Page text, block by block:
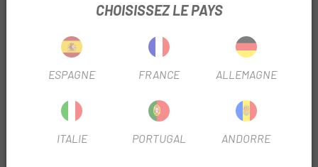
PISTONS
CHOISISSEZ LE PAYS
ESPAGNE FRANCE ALLEMAGNE
ITALIE PORTUGAL ANDORRE